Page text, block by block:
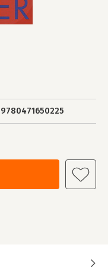
9780471650225